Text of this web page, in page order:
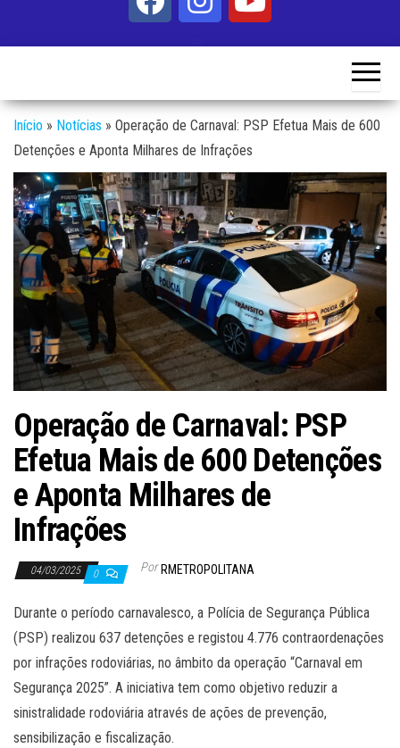
Início » Notícias » Operação de Carnaval: PSP Efetua Mais de 600
Detenções e Aponta Milhares de Infrações
Operação de Carnaval: PSP
Efetua Mais de 600 Detenções
e Aponta Milhares de
Infrações
04/03/2025 0 Por RMETROPOLITANA
Durante o período carnavalesco, a Polícia de Segurança Pública
(PSP) realizou 637 detenções e registou 4.776 contraordenações
por infrações rodoviárias, no âmbito da operação “Carnaval em
Segurança 2025”. A iniciativa tem como objetivo reduzir a
sinistralidade rodoviária através de ações de prevenção,
sensibilização e fiscalização.